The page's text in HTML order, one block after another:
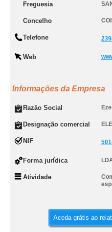
Freguesia
Concelho
Telefone
Web
Informações da Empresa
Razão Social
Designação comercial
NIF
Forma jurídica
Atividade
Aceda grátis ao